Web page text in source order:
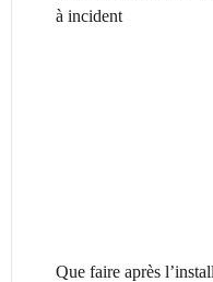
à incident
Que faire après